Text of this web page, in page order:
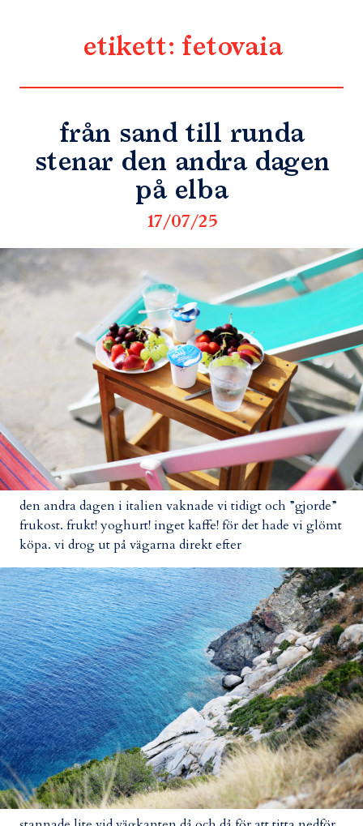
etikett: fetovaia
från sand till runda
stenar den andra dagen
på elba
17/07/25
den andra dagen i italien vaknade vi tidigt och ”gjorde”
frukost. frukt! yoghurt! inget kaffe! för det hade vi glömt
köpa. vi drog ut på vägarna direkt efter